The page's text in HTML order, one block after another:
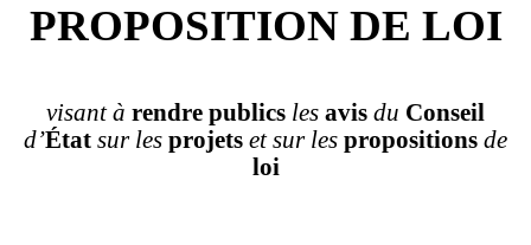
PROPOSITION DE LOI
visant à rendre publics les avis du Conseil
d’État sur les projets et sur les propositions de
loi